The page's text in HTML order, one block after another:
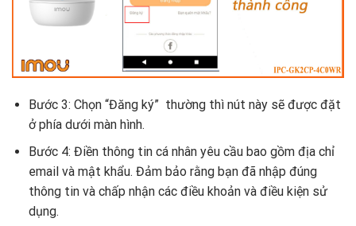
Bước 3: Chọn “Đăng ký” thường thì nút này sẽ được đặt
ở phía dưới màn hình.
Bước 4: Điền thông tin cá nhân yêu cầu bao gồm địa chỉ
email và mật khẩu. Đảm bảo rằng bạn đã nhập đúng
thông tin và chấp nhận các điều khoản và điều kiện sử
dụng.